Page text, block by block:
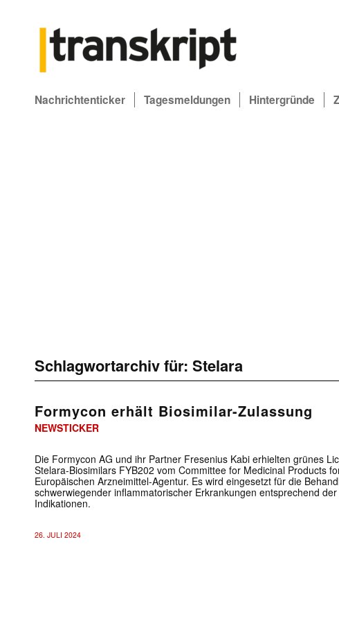
Nachrichtenticker Tagesmeldungen Hintergründe
Schlagwortarchiv für: Stelara
Formycon erhält Biosimilar-Zulassung
NEWSTICKER
Die Formycon AG und ihr Partner Fresenius Kabi erhielten grünes
Stelara-Biosimilars FYB202 vom Committee for Medicinal Products
Europäischen Arzneimittel-Agentur. Es wird eingesetzt für die
schwerwiegender inflammatorischer Erkrankungen entsprechend
Indikationen.
26. JULI 2024